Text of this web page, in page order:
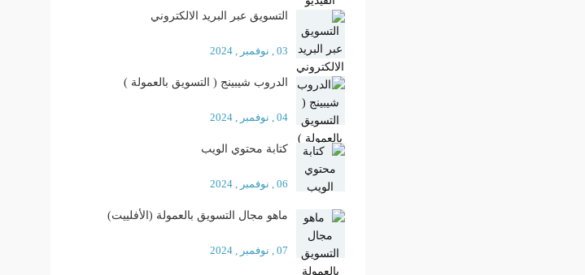
التسويق عبر البريد الالكتروني
03 , نوفمبر , 2024
الدروب شيبينج ( التسويق بالعمولة )
04 , نوفمبر , 2024
كتابة محتوي الويب
06 , نوفمبر , 2024
ماهو مجال التسويق بالعمولة (الأفلييت)
07 , نوفمبر , 2024